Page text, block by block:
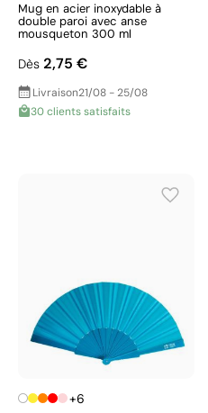
Mug en acier inoxydable à
double paroi avec anse
mousqueton 300 ml
Dès 2,75 €
Livraison21/08 - 25/08
30 clients satisfaits
+6